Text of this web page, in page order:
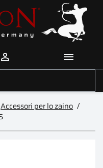
 
Accessori per lo zaino